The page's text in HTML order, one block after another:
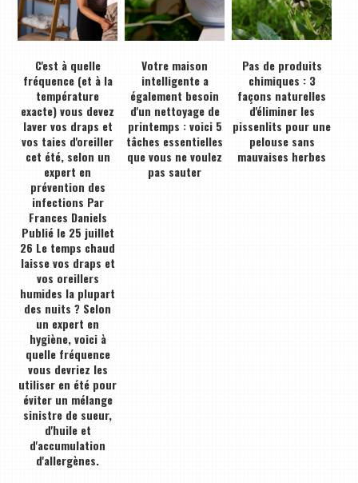
C'est à quelle
fréquence (et à la
température
exacte) vous devez
laver vos draps et
vos taies d'oreiller
cet été, selon un
expert en
prévention des
infections Par
Frances Daniels
Publié le 25 juillet
26 Le temps chaud
laisse vos draps et
vos oreillers
humides la plupart
des nuits ? Selon
un expert en
hygiène, voici à
quelle fréquence
vous devriez les
utiliser en été pour
éviter un mélange
sinistre de sueur,
d'huile et
d'accumulation
d'allergènes.
Votre maison
intelligente a
également besoin
d'un nettoyage de
printemps : voici 5
tâches essentielles
que vous ne voulez
pas sauter
Pas de produits
chimiques : 3
façons naturelles
d'éliminer les
pissenlits pour une
pelouse sans
mauvaises herbes